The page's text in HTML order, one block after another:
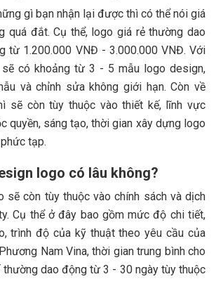
gì bạn nhận lại được thì có thể nói giá
quá đắt. Cụ thể, logo giá rẻ thường dao
từ 1.200.000 VNĐ - 3.000.000 VNĐ. Với
sẽ có khoảng từ 3 - 5 mẫu logo design,
và chỉnh sửa không giới hạn. Còn về
sẽ còn tùy thuộc vào thiết kế, lĩnh vực
quyền, sáng tạo, thời gian xây dựng logo
tạp.
logo có lâu không?
sẽ còn tùy thuộc vào chính sách và dịch
Cụ thể ở đây bao gồm mức độ chi tiết,
trình độ của kỹ thuật theo yêu cầu của
Nam Vina, thời gian trung bình cho
thường dao động từ 3 - 30 ngày tùy thuộc